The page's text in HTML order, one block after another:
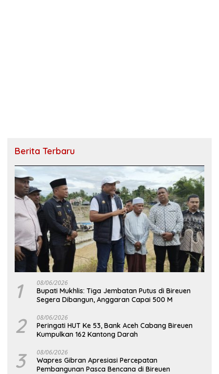
Berita Terbaru
1 08/06/2026
Bupati Mukhlis: Tiga Jembatan Putus di Bireuen
Segera Dibangun, Anggaran Capai 500 M
2 08/06/2026
Peringati HUT Ke 53, Bank Aceh Cabang Bireuen
Kumpulkan 162 Kantong Darah
3 08/06/2026
Wapres Gibran Apresiasi Percepatan
Pembangunan Pasca Bencana di Bireuen